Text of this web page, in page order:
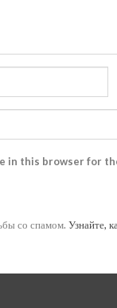
in this browser for
со спамом. Узнайте,